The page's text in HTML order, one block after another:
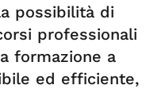
possibilità di
professionali
formazione a
ed efficiente,